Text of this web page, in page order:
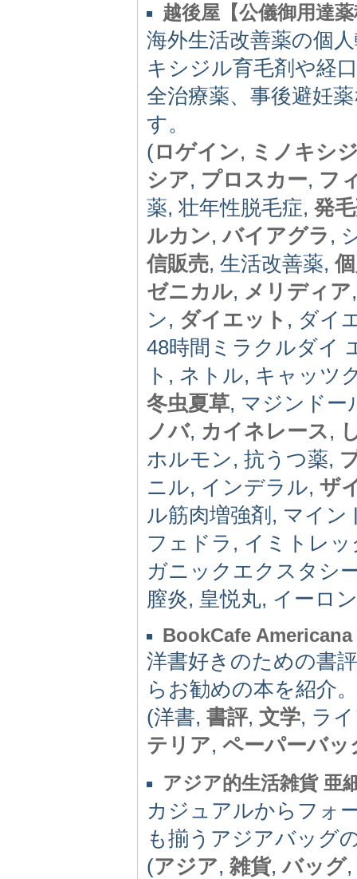
越後屋【公儀御用達
海外生活改善薬の個
キシジル育毛剤や経
全治療薬、事後避妊
す。
(ロゲイン, ミノキシ
シア, プロスカー, フ
薬, 壮年性脱毛症, 発
ルカン,バイアグラ ,
信販売, 生活改善薬,
ゼニカル, メリディア
ン, ダイエット , ダイ
48時間ミラクルダイ
ト, ネトル, キャッツ
冬虫夏草, マジンドー
ノバ, カイネレース,
ホルモン, 抗うつ薬,
ニル, インデラル, ザ
ル筋肉増強剤, マイ
フェドラ, イミトレ
ガニックエクスタシ
膣炎, 皇悦丸, イーロ
BookCafe Americana
洋書好きのための書
らお勧めの本を紹介
(洋書, 書評, 文学, ラ
テリア, ペーパーバッ
アジア的生活雑貨 亜
カジュアルからフォ
も揃うアジアバッグ
(アジア, 雑貨,バッグ,